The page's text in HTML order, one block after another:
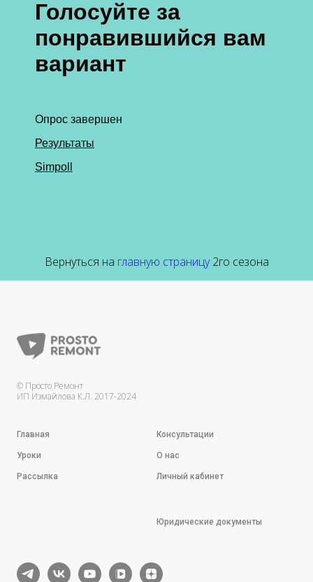
Вернуться на главную страницу2го сезона
© Просто Ремонт
ИП Измайлова К.Л. 2017-2024
Главная
Уроки
Рассылка
Консультации
О нас
Личный кабинет
Юридические документы